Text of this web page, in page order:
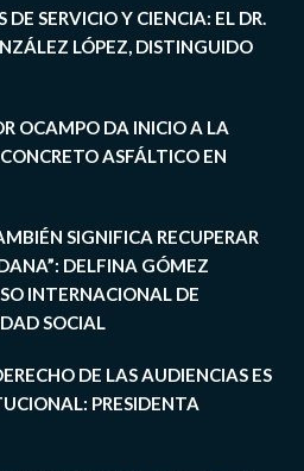
DE SERVICIO Y CIENCIA: EL DR.
LÓPEZ, DISTINGUIDO
OCAMPO DA INICIO A LA
ASFÁLTICO EN
SIGNIFICA RECUPERAR
DELFINA GÓMEZ
INTERNACIONAL DE
SOCIAL
DE LAS AUDIENCIAS ES
PRESIDENTA